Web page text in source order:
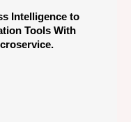
Intelligence to
Tools With
.